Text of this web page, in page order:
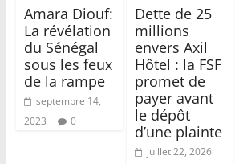
Amara Diouf:
La révélation
du Sénégal
sous les feux
de la rampe
septembre 14,
2023
0
Dette de 25
millions
envers Axil
Hôtel : la FSF
promet de
payer avant
le dépôt
d’une plainte
juillet 22, 2026